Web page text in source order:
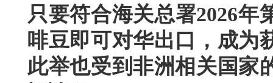
只要符合海关总署2026年
啡豆即可对华出口，成为
此举也受到非洲相关国家